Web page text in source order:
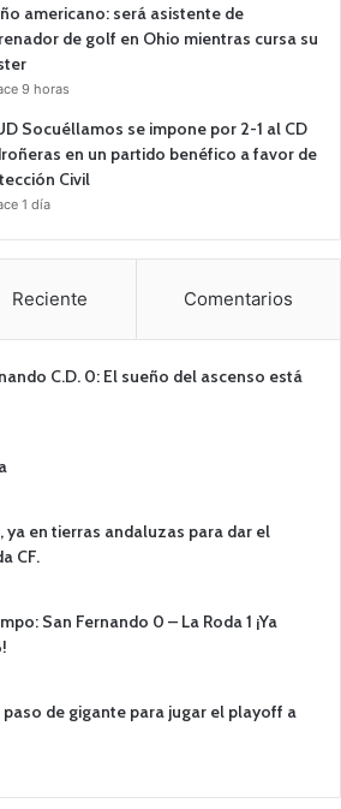
americano: será asistente de
de golf en Ohio mientras cursa su
9 horas
Socuéllamos se impone por 2-1 al CD
en un partido benéfico a favor de
Civil
1 día
Reciente Comentarios
C.D. 0: El sueño del ascenso está
en tierras andaluzas para dar el
CF.
San Fernando 0 – La Roda 1 ¡Ya
paso de gigante para jugar el playoff a